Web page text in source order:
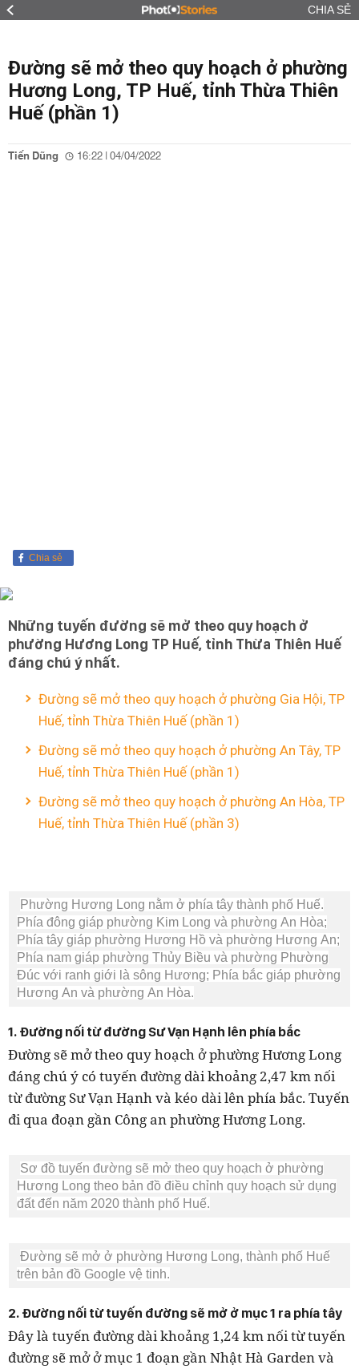
CHIA SẺ
Đường sẽ mở theo quy hoạch ở phường
Hương Long, TP Huế, tỉnh Thừa Thiên
Huế (phần 1)
Tiến Dũng 16:22 | 04/04/2022
Chia sẻ
Những tuyến đường sẽ mở theo quy hoạch ở
phường Hương Long TP Huế, tỉnh Thừa Thiên Huế
đáng chú ý nhất.
Đường sẽ mở theo quy hoạch ở phường Gia Hội, TP
Huế, tỉnh Thừa Thiên Huế (phần 1)
Đường sẽ mở theo quy hoạch ở phường An Tây, TP
Huế, tỉnh Thừa Thiên Huế (phần 1)
Đường sẽ mở theo quy hoạch ở phường An Hòa, TP
Huế, tỉnh Thừa Thiên Huế (phần 3)
Phường Hương Long nằm ở phía tây thành phố Huế.
Phía đông giáp phường Kim Long và phường An Hòa;
Phía tây giáp phường Hương Hồ và phường Hương An;
Phía nam giáp phường Thủy Biều và phường Phường
Đúc với ranh giới là sông Hương; Phía bắc giáp phường
Hương An và phường An Hòa.
1. Đường nối từ đường Sư Vạn Hạnh lên phía bắc
Đường sẽ mở theo quy hoạch ở phường Hương Long
đáng chú ý có tuyến đường dài khoảng 2,47 km nối
từ đường Sư Vạn Hạnh và kéo dài lên phía bắc. Tuyến
đi qua đoạn gần Công an phường Hương Long.
Sơ đồ tuyến đường sẽ mở theo quy hoạch ở phường
Hương Long theo bản đồ điều chỉnh quy hoạch sử dụng
đất đến năm 2020 thành phố Huế.
Đường sẽ mở ở phường Hương Long, thành phố Huế
trên bản đồ Google vệ tinh.
2. Đường nối từ tuyến đường sẽ mở ở mục 1 ra phía tây
Đây là tuyến đường dài khoảng 1,24 km nối từ tuyến
đường sẽ mở ở mục 1 đoạn gần Nhật Hà Garden và